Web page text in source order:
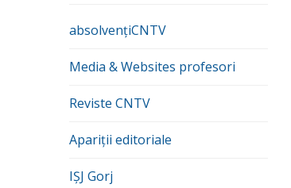
absolvențiCNTV
Media & Websites profesori
Reviste CNTV
Apariții editoriale
IȘJ Gorj